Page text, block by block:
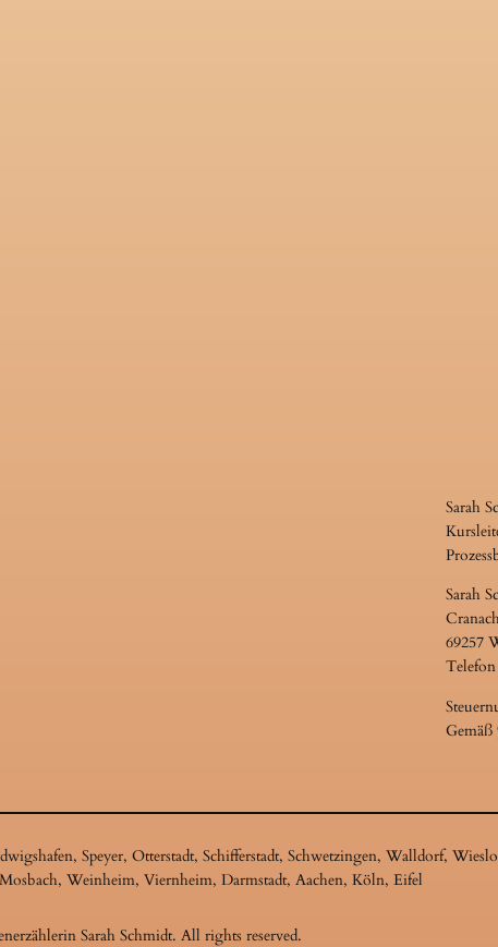
Sarah
Sarah
69257
Telefon
Gemäß
Speyer, Otterstadt, Schifferstadt, Schwetzingen, Walldorf,
Weinheim, Viernheim, Darmstadt, Aachen, Köln, Eifel
Sarah Schmidt. All rights reserved.